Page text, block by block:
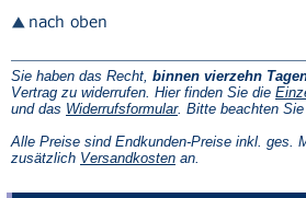
Sie haben das Recht, binnen vierzehn
Vertrag zu widerrufen. Hier finden Sie die
und das Widerrufsformular(Öffnet
einem
neuen
. Bitte beachten
Alle Preise sind Endkunden-Preise inkl. ges.
zusätzlich Versandkosten(Öffnet
an.